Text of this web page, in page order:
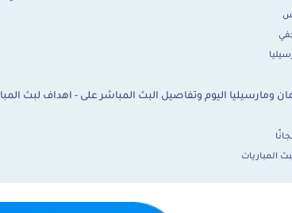
ومارسيليا اليوم وتفاصيل البث المباشر على - اهداف لبث
المباريات